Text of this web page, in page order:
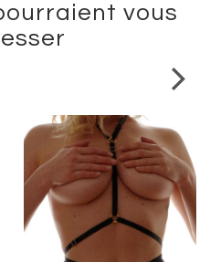
vous